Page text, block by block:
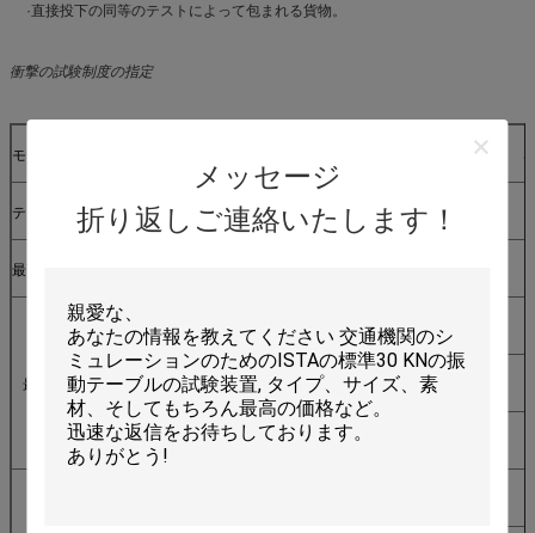
メッセージ
折り返しご連絡いたします！
·直接投下の同等のテストによって包まれる貨物。
衝撃の試験制度の指定
モデル
テーブルのサイズ（cm） 40*40 50*60
最高の標本の重量（Kg）
最高加速（G）
半分の正弦 600 600
鋸歯状の波形 100 100
正方形 150